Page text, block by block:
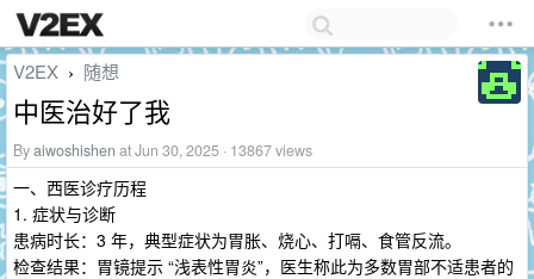
V2EX › 随想
中医治好了我
Byaiwoshishen at Jun 30, 2025 · 13867 views
一、西医诊疗历程
1. 症状与诊断
患病时长：3 年，典型症状为胃胀、烧心、打嗝、食管反流。
检查结果：胃镜提示 “浅表性胃炎”，医生称此为多数胃部不适患者的